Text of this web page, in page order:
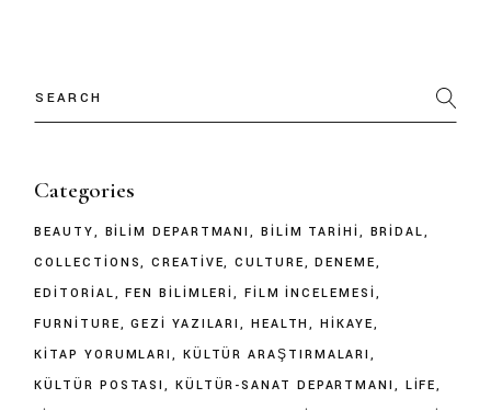
Categories
BEAUTY BILIM DEPARTMANI BILIM TARIHI
BRIDAL
COLLECTIONS
CREATIVE CULTURE
DENEME
EDITORIAL
FEN BILIMLERI
FILM İNCELEMESI
FURNITURE
GEZI YAZILARI HEALTH
HIKAYE
KITAP YORUMLARI
KÜLTÜR ARAŞTIRMALARI
KÜLTÜR POSTASI
KÜLTÜR-SANAT DEPARTMANI
LIFE